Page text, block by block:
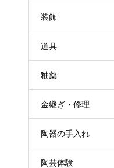
装飾
道具
釉薬
金継ぎ・修理
陶器の手入れ
陶芸体験